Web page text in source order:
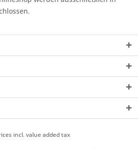
incl. value added tax